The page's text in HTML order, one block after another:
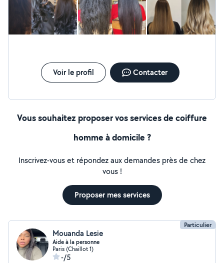
Voir le profil Contacter
Vous souhaitez proposer vos services de coiffure
homme à domicile ?
Inscrivez-vous et répondez aux demandes près de chez
vous !
Proposer mes services
Particulier
Mouanda Lesie
Aide à la personne
Paris (Chaillot 1)
-/5